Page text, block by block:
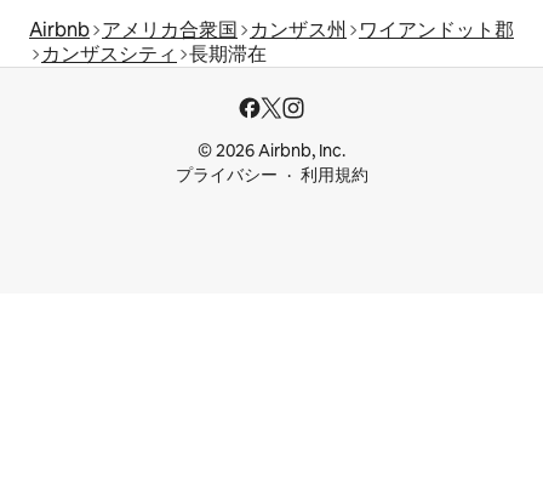
Airbnb アメリカ合衆国 カンザス州
ワイアンドット郡
カンザスシティ
長期滞在
© 2026 Airbnb, Inc.
プライバシー
利用規約